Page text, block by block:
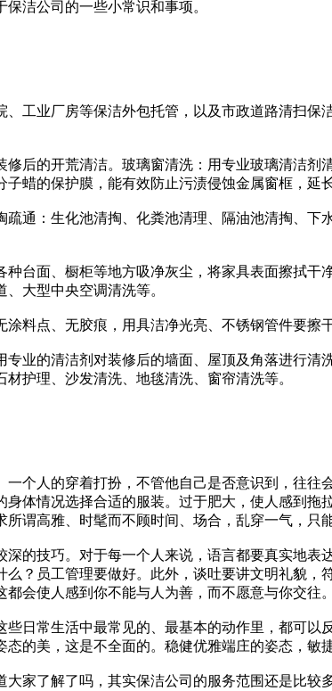
洁公司的一些小常识和事项。
业厂房等保洁外包托管，以及市政道路清扫保
的开荒清洁。玻璃窗清洗：用专业玻璃清洁剂
蜡的保护膜，能有效防止污渍侵蚀金属窗框，延
：生化池清掏、化粪池清理、隔油池清掏、下
面、橱柜等地方吸净灰尘，将家具表面擦拭干
大型中央空调清洗等。
点、无胶痕，用具洁净光亮、不锈钢管件要擦
的清洁剂对装修后的墙面、屋顶及角落进行清
护理、沙发清洗、地毯清洗、窗帘清洗等。
人的穿着打扮，不管他自己是否意识到，往往
体情况选择合适的服装。过于肥大，使人感到
谓高雅、时髦而不顾时间、场合，乱穿一气，只
技巧。对于每一个人来说，语言都要真实地表
？员工管理要做好。此外，谈吐要讲文明礼貌
会使人感到你不能与人为善，而不愿意与你交往。
常生活中最常见的、最基本的动作里，都可以
的美，这是不全面的。稳健优雅端庄的姿态，敏
了解了吗，其实保洁公司的服务范围还是比较